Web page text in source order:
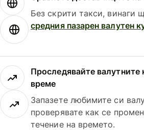
Без скрити такси, винаги
средния пазарен валутен
Проследявайте валутните
време
Запазете любимите си
проверявате как се
течение на времето.